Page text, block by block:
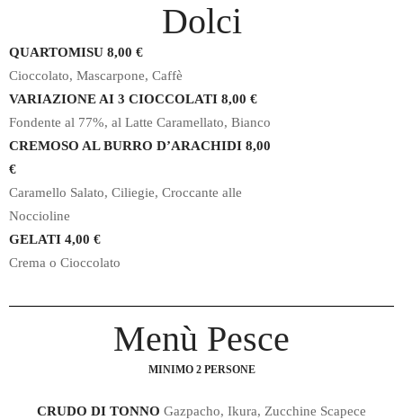
Dolci
QUARTOMISU 8,00 €
Cioccolato, Mascarpone, Caffè
VARIAZIONE AI 3 CIOCCOLATI 8,00 €
Fondente al 77%, al Latte Caramellato, Bianco
CREMOSO AL BURRO D’ARACHIDI 8,00
€
Caramello Salato, Ciliegie, Croccante alle
Noccioline
GELATI 4,00 €
Crema o Cioccolato
Menù Pesce
MINIMO 2 PERSONE
CRUDO DI TONNO Gazpacho, Ikura, Zucchine Scapece